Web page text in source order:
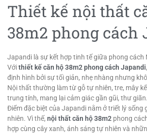
Thiết kế nội thất
38m2 phong cách
Japandi là sự kết hợp tinh tế giữa phong cách
Vớithiết kế căn hộ 38m2 phong cách Japandi
định hình bởi sự tối giản, nhẹ nhàng nhưng
Nội thất thường làm từ gỗ tự nhiên, tre, mây
trung tính, mang lại cảm giác gần gũi, thư giãn.
Điểm đặc biệt của Japandi nằm ở triết lý sống
nhiên. Vì thế, nội thất căn hộ 38m2 phong
hợp cùng cây xanh, ánh sáng tự nhiên và